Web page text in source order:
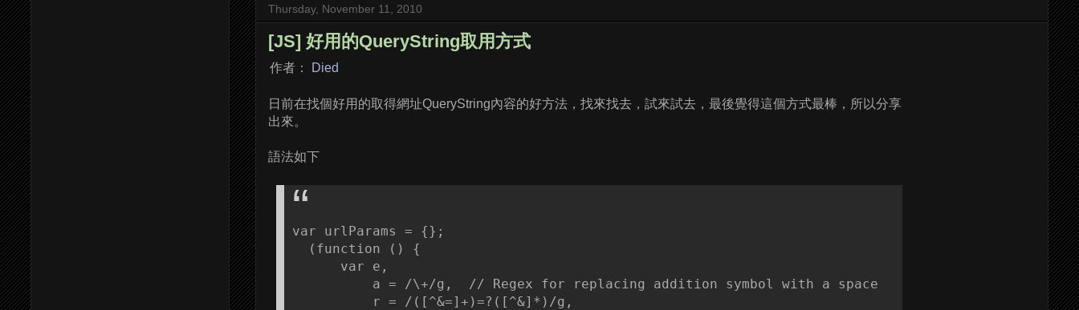
Thursday, November 11, 2010
[JS] 好用的QueryString取用方式
作者： Died
日前在找個好用的取得網址QueryString內容的好方法，找來找去，試來試去，最後覺得這個方式最棒，所以分享
出來。
語法如下
var urlParams = {};
  (function () {
      var e,
          a = /\+/g,  // Regex for replacing addition symbol with a space
          r = /([^&=]+)=?([^&]*)/g,